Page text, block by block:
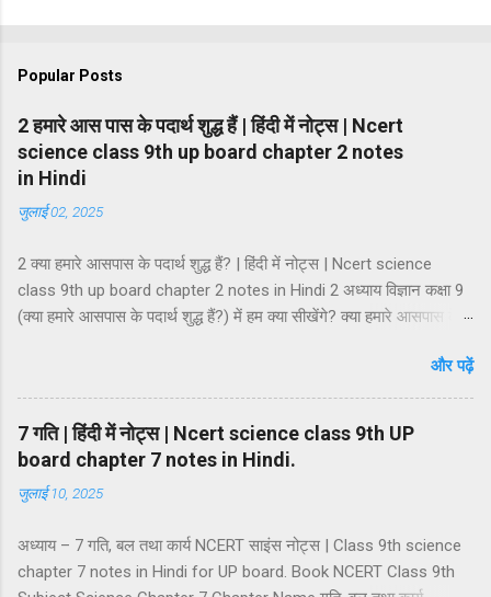
Popular Posts
2 हमारे आस पास के पदार्थ शुद्ध हैं | हिंदी में नोट्स | Ncert
science class 9th up board chapter 2 notes
in Hindi
जुलाई 02, 2025
2 क्या हमारे आसपास के पदार्थ शुद्ध हैं? | हिंदी में नोट्स | Ncert science
class 9th up board chapter 2 notes in Hindi 2 अध्याय विज्ञान कक्षा 9
(क्या हमारे आसपास के पदार्थ शुद्ध हैं?) में हम क्या सीखेंगे? क्या हमारे आसपास के
मिश्रण की विशेषताएं विलयन विलायक तथा विलेय विलयन के गुण विलयन के
प्रकार विलयन की सान्द्रता कोलॉइडी अवस्था कोलॉइड निलम्बन कोलॉइडी
कोलॉइडी विलयन की प्रावस्थाएं कोलॉइडी विलियनों का वर्गीकरण कोलाइड के
गुणधर्म भौतिक एवं रासायनिक परिवर्तन शुद्ध पदार्थ तत्व तत्त्वों का वर्गीकरण धातु,
अधातु एवं उपधातु यौगिक यौगिकों की विशेषताएं मिश्रण तथा यौगिक में अंतर।
मिश्रण — जब दो या दो से अधिक तत्वों या यौगिकों को अनिश्चित अनुपात में
कहते हैं। मिश्रण में दो या दो से अधिक अवयवी पदार...
और पढ़ें
7 गति | हिंदी में नोट्स | Ncert science class 9th UP
board chapter 7 notes in Hindi.
जुलाई 10, 2025
अध्याय – 7 गति, बल तथा कार्य NCERT साइंस नोट्स | Class 9th science
chapter 7 notes in Hindi for UP board. Book NCERT Class 9th